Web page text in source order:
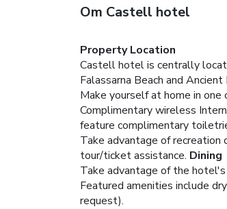
Om Castell hotel
Property Location
Castell hotel is centrally
Falassarna Beach and Ancient
Make yourself at home in
Complimentary wireless
feature complimentary
Take advantage of recreation
tour/ticket assistance. Dining
Take advantage of the
Featured amenities include
request).